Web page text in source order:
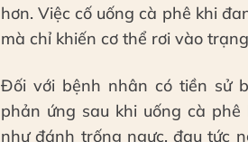
hơn. Việc cố uống cà phê khi
mà chỉ khiến cơ thể rơi vào
Đối với bệnh nhân có tiền sử
phản ứng sau khi uống cà
như đánh trống ngực, đau tức